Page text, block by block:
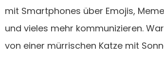
mit Smartphones über Emojis,
und vieles mehr kommunizieren.
von einer mürrischen Katze mit